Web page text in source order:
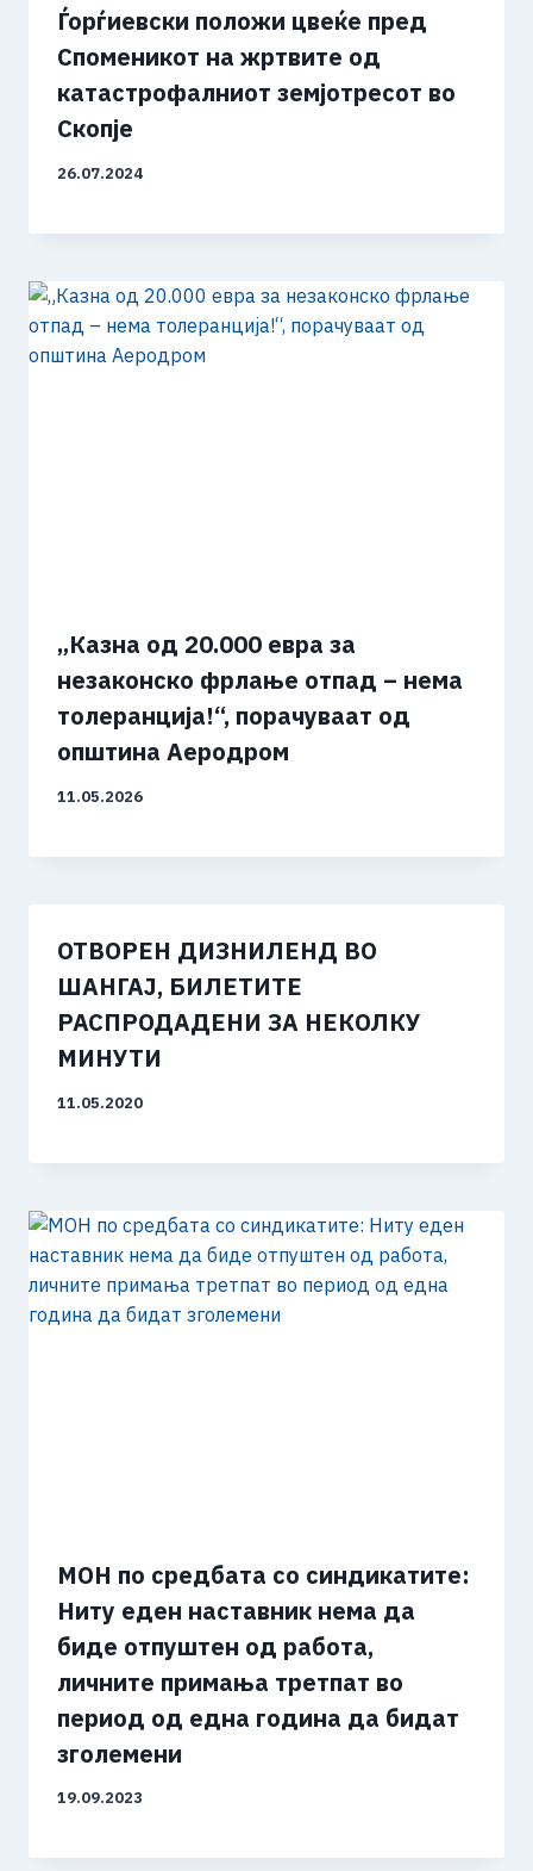
Ѓорѓиевски положи цвеќе пред
Споменикот на жртвите од
катастрофалниот земјотресот во
Скопје
26.07.2024
„Казна од 20.000 евра за
незаконско фрлање отпад – нема
толеранција!“, порачуваат од
општина Аеродром
11.05.2026
ОТВОРЕН ДИЗНИЛЕНД ВО
ШАНГАЈ, БИЛЕТИТЕ
РАСПРОДАДЕНИ ЗА НЕКОЛКУ
МИНУТИ
11.05.2020
МОН по средбата со синдикатите:
Ниту еден наставник нема да
биде отпуштен од работа,
личните примања третпат во
период од една година да бидат
зголемени
19.09.2023